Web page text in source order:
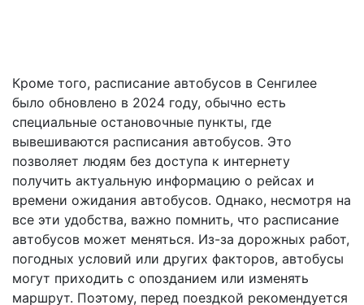
Кроме того, расписание автобусов в Сенгилее
было обновлено в 2024 году, обычно есть
специальные остановочные пункты, где
вывешиваются расписания автобусов. Это
позволяет людям без доступа к интернету
получить актуальную информацию о рейсах и
времени ожидания автобусов. Однако, несмотря на
все эти удобства, важно помнить, что расписание
автобусов может меняться. Из-за дорожных работ,
погодных условий или других факторов, автобусы
могут приходить с опозданием или изменять
маршрут. Поэтому, перед поездкой рекомендуется